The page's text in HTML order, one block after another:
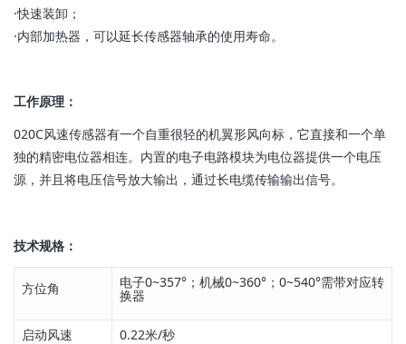
·快速装卸；
·内部加热器，可以延长传感器轴承的使用寿命。
工作原理：
020C风速传感器有一个自重很轻的机翼形风向标，它直接和一个单
独的精密电位器相连。内置的电子电路模块为电位器提供一个电压
源，并且将电压信号放大输出，通过长电缆传输输出信号。
技术规格：
方位角 电子0~357°；机械0~360°；0~540°需带对应转
换器
启动风速 0.22米/秒